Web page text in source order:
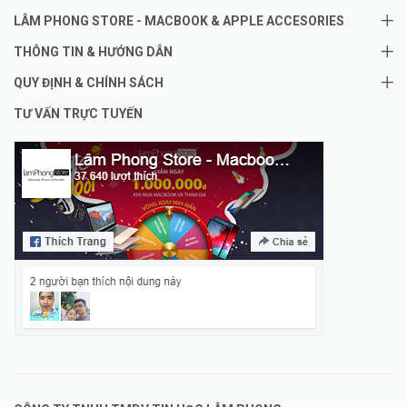
LÂM PHONG STORE - MACBOOK & APPLE ACCESORIES
THÔNG TIN & HƯỚNG DẪN
QUY ĐỊNH & CHÍNH SÁCH
TƯ VẤN TRỰC TUYẾN